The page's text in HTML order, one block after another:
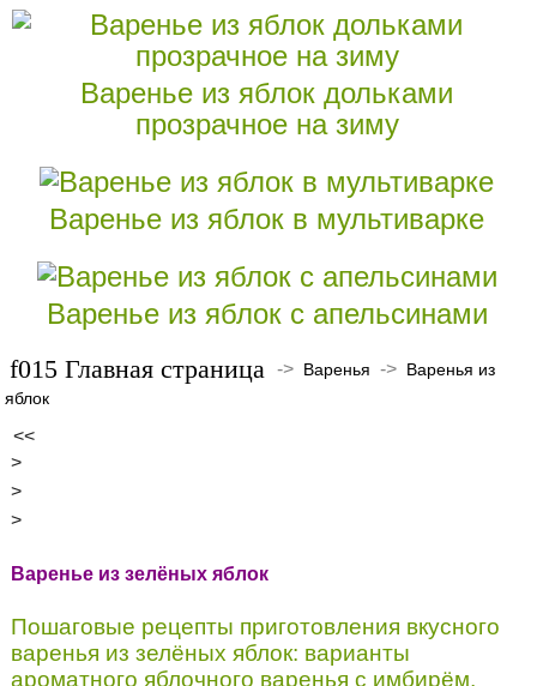
Варенье из яблок дольками
прозрачное на зиму
Варенье из яблок в мультиварке
Варенье из яблок с апельсинами
Главная страница -> Варенья -> Варенья из
яблок
<<
>
>
>
Варенье из зелёных яблок
Пошаговые рецепты приготовления вкусного
варенья из зелёных яблок: варианты
ароматного яблочного варенья с имбирём,